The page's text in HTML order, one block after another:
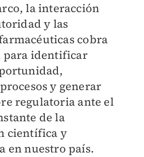
la interacción
y las
cobra
para identificar
y generar
regulatoria ante el
de la
científica y
en nuestro país.